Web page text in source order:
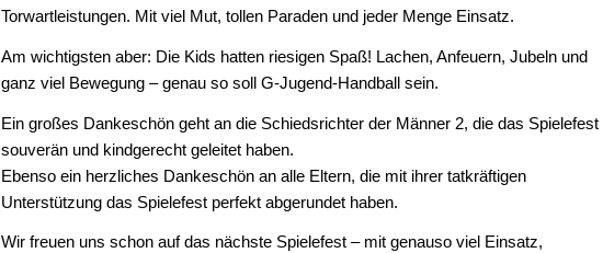
Torwartleistungen. Mit viel Mut, tollen Paraden und jeder Menge Einsatz.
Am wichtigsten aber: Die Kids hatten riesigen Spaß! Lachen, Anfeuern, Jubeln und
ganz viel Bewegung – genau so soll G-Jugend-Handball sein.
Ein großes Dankeschön geht an die Schiedsrichter der Männer 2, die das Spielefest
souverän und kindgerecht geleitet haben.
Ebenso ein herzliches Dankeschön an alle Eltern, die mit ihrer tatkräftigen
Unterstützung das Spielefest perfekt abgerundet haben.
Wir freuen uns schon auf das nächste Spielefest – mit genauso viel Einsatz,